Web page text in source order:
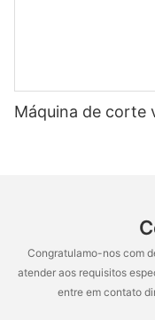
Máquina de corte
Congratulamo-nos com
atender aos requisitos
entre em contato